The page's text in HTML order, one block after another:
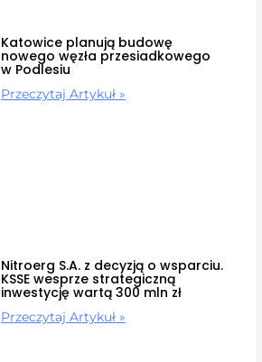
Katowice planują budowę
nowego węzła przesiadkowego
w Podlesiu
Przeczytaj Artykuł »
Nitroerg S.A. z decyzją o wsparciu.
KSSE wesprze strategiczną
inwestycję wartą 300 mln zł
Przeczytaj Artykuł »